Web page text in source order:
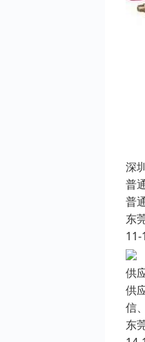
深
普
普
东
11-
供
供
信
东